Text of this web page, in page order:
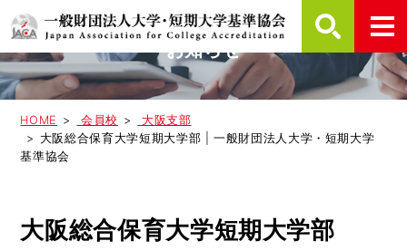
お知らせ
HOME 会員校
大阪支部
大阪総合保育大学短期大学部 | 一般財団法人大学・短期大学
基準協会
大阪総合保育大学短期大学部